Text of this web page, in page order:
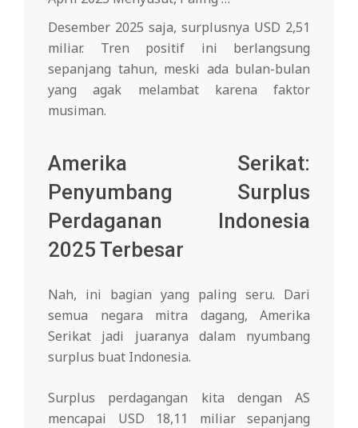
Desember 2025 saja, surplusnya USD 2,51
miliar. Tren positif ini berlangsung
sepanjang tahun, meski ada bulan-bulan
yang agak melambat karena faktor
musiman.
Amerika Serikat:
Penyumbang Surplus
Perdaganan Indonesia
2025 Terbesar
Nah, ini bagian yang paling seru. Dari
semua negara mitra dagang, Amerika
Serikat jadi juaranya dalam nyumbang
surplus buat Indonesia.
Surplus perdagangan kita dengan AS
mencapai USD 18,11 miliar sepanjang